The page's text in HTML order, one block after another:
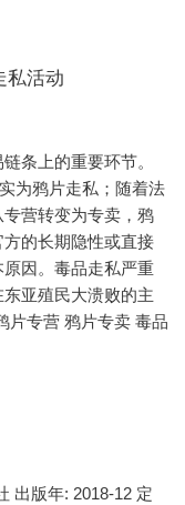
私活动
条上的重要环节。
为鸦片走私；随着法
营转变为专卖，鸦
的长期隐性或直接
因。毒品走私严重
亚殖民大溃败的主
片专营 鸦片专卖 毒品
出版年: 2018-12 定